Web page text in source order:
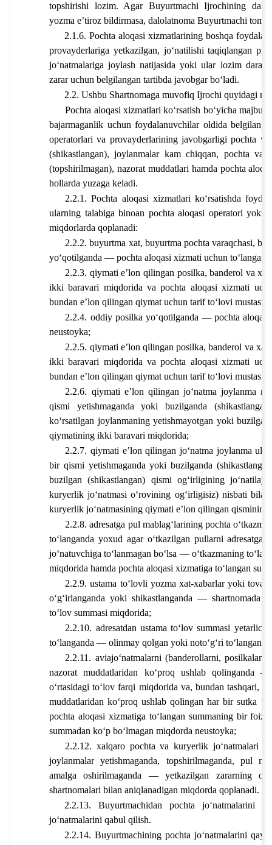
topshirishi lozim. Agar Buyurtmachi Ijrochining
yozma eʼtiroz bildirmasa, dalolatnoma Buyurtmachi
2.1.6. Pochta aloqasi xizmatlarining boshqa
provayderlariga yetkazilgan, joʻnatilishi taqiqlangan
joʻnatmalariga joylash natijasida yoki ular lozim
zarar uchun belgilangan tartibda javobgar boʻladi.
2.2. Ushbu Shartnomaga muvofiq Ijrochi quyidagi
Pochta aloqasi xizmatlari koʻrsatish boʻyicha
bajarmaganlik uchun foydalanuvchilar oldida
operatorlari va provayderlarining javobgarligi pochta
(shikastlangan), joylanmalar kam chiqqan, pochta va
(topshirilmagan), nazorat muddatlari hamda pochta
hollarda yuzaga keladi.
2.2.1. Pochta aloqasi xizmatlari koʻrsatishda
ularning talabiga binoan pochta aloqasi operatori yoki
miqdorlarda qoplanadi:
2.2.2. buyurtma xat, buyurtma pochta varaqchasi,
yoʻqotilganda — pochta aloqasi xizmati uchun toʻlangan
2.2.3. qiymati eʼlon qilingan posilka, banderol va
ikki baravari miqdorida va pochta aloqasi xizmati
bundan eʼlon qilingan qiymat uchun tarif toʻlovi
2.2.4. oddiy posilka yoʻqotilganda — pochta
neustoyka;
2.2.5. qiymati eʼlon qilingan posilka, banderol va
ikki baravari miqdorida va pochta aloqasi xizmati
bundan eʼlon qilingan qiymat uchun tarif toʻlovi
2.2.6. qiymati eʼlon qilingan joʻnatma joylanma
qismi yetishmaganda yoki buzilganda
koʻrsatilgan joylanmaning yetishmayotgan yoki
qiymatining ikki baravari miqdorida;
2.2.7. qiymati eʼlon qilingan joʻnatma joylanma
bir qismi yetishmaganda yoki buzilganda
buzilgan (shikastlangan) qismi ogʻirligining
kuryerlik joʻnatmasi oʻrovining ogʻirligisiz) nisbati
kuryerlik joʻnatmasining qiymati eʼlon qilingan
2.2.8. adresatga pul mablagʻlarining pochta
toʻlanganda yoxud agar oʻtkazilgan pullarni adresatga
joʻnatuvchiga toʻlanmagan boʻlsa — oʻtkazmaning
miqdorida hamda pochta aloqasi xizmatiga toʻlangan
2.2.9. ustama toʻlovli yozma xat-xabarlar yoki
oʻgʻirlanganda yoki shikastlanganda — shartnomada
toʻlov summasi miqdorida;
2.2.10. adresatdan ustama toʻlov summasi
toʻlanganda — olinmay qolgan yoki notoʻgʻri toʻlangan
2.2.11. aviajoʻnatmalarni (banderollarni,
nazorat muddatlaridan koʻproq ushlab qolinganda
oʻrtasidagi toʻlov farqi miqdorida va, bundan tashqari,
muddatlaridan koʻproq ushlab qolingan har bir sutka
pochta aloqasi xizmatiga toʻlangan summaning bir
summadan koʻp boʻlmagan miqdorda neustoyka;
2.2.12. xalqaro pochta va kuryerlik joʻnatmalari
joylanmalar yetishmaganda, topshirilmaganda, pul
amalga oshirilmaganda — yetkazilgan zararning
shartnomalari bilan aniqlanadigan miqdorda qoplanadi.
2.2.13. Buyurtmachidan pochta joʻnatmalarini
joʻnatmalarini qabul qilish.
2.2.14. Buyurtmachining pochta joʻnatmalarini